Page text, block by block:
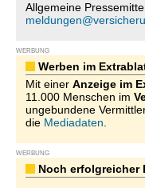
Allgemeine
WERBUNG
Werben im
Mit einer Anzeige im
11.000 Menschen im
ungebundene
die Mediadaten
WERBUNG
Noch erfolgreicher